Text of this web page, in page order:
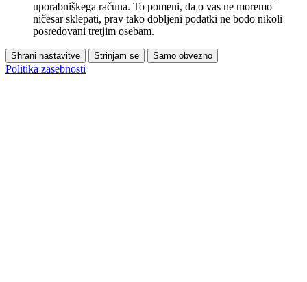
uporabniškega računa. To pomeni, da o vas ne moremo
ničesar sklepati, prav tako dobljeni podatki ne bodo nikoli
posredovani tretjim osebam.
Shrani nastavitve Strinjam se Samo obvezno
Politika zasebnosti